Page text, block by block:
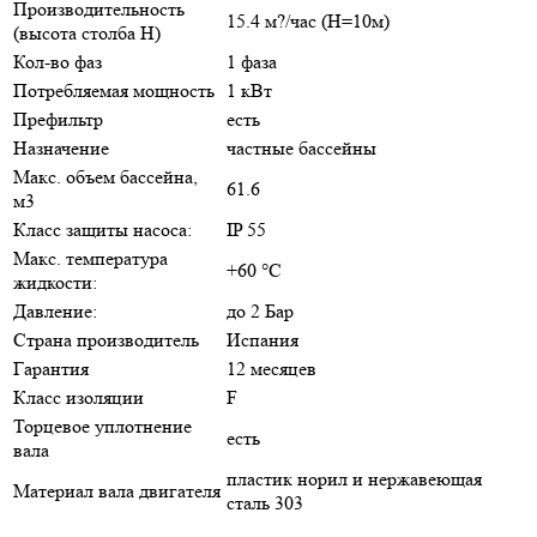
Производительность
(высота столба Н)
15.4 м?/час (H=10м)
Кол-во фаз
1 фаза
Потребляемая мощность
1 кВт
Префильтр
есть
Назначение
частные бассейны
Макс. объем бассейна,
м3
61.6
Класс защиты насоса:
IP 55
Макс. температура
жидкости:
+60 °C
Давление:
до 2 Бар
Страна производитель
Испания
Гарантия
12 месяцев
Класс изоляции
F
Торцевое уплотнение
вала
есть
Материал вала двигателя
пластик норил и нержавеющая
сталь 303